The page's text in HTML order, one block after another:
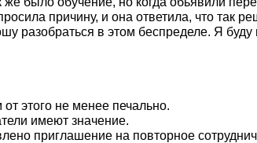
причину, и она ответила, что так
в этом беспределе. Я буду
этого не менее печально.
имеют значение.
приглашение на повторное